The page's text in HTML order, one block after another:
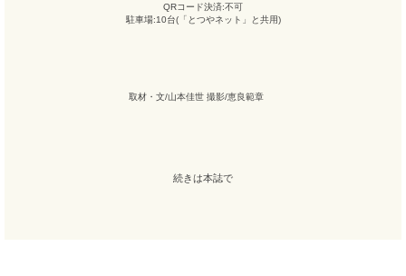
QRコード決済:不可
駐車場:10台(「とつやネット」と共用)
取材・文/山本佳世 撮影/恵良範章
続きは本誌で